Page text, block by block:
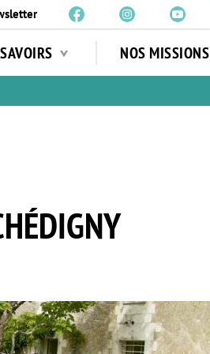
NOS MISSIONS